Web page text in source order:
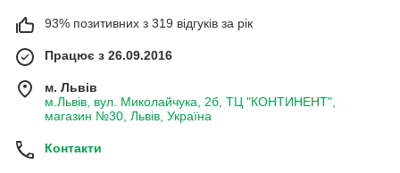
93% позитивних з 319 відгуків за рік
Працює з 26.09.2016
м. Львів
м.Львів, вул. Миколайчука, 2б, ТЦ "КОНТИНЕНТ",
магазин №30, Львів, Україна
Контакти